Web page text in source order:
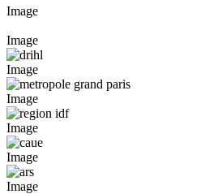
Image
Image
Image
Image
Image
Image
Image